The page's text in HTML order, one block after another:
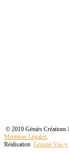
© 2019 Géniès Créations
Mentions Légales.
Réalisation Groupe Vas-y